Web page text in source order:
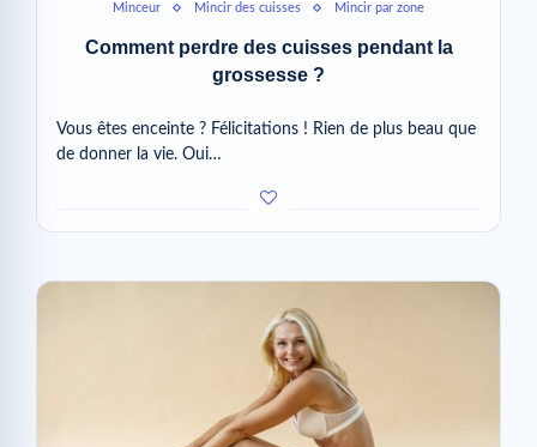
Minceur Mincir des cuisses Mincir par zone
Comment perdre des cuisses pendant la
grossesse ?
Vous êtes enceinte ? Félicitations ! Rien de plus beau que
de donner la vie. Oui…